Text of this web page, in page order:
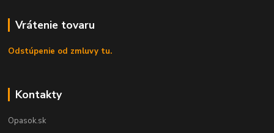
Vrátenie tovaru
Odstúpenie od zmluvy tu.
Kontakty
Opasok.sk